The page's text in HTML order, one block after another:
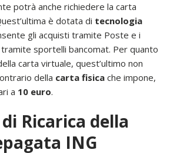
potrà anche richiedere la carta
è dotata di tecnologia
gli acquisti tramite Poste e i
sportelli bancomat. Per quanto
carta virtuale, quest’ultimo non
della carta fisica che impone,
a 10 euro.
Ricarica della
ING